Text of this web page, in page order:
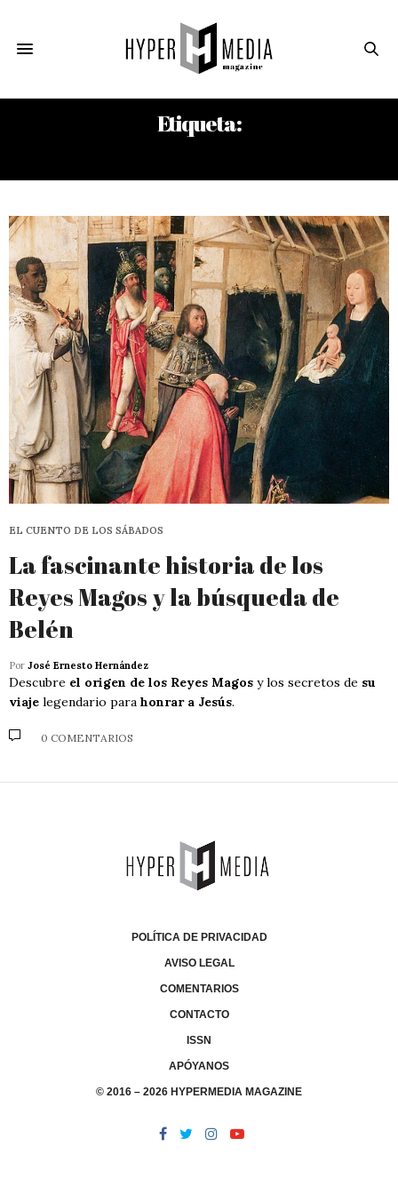
Etiqueta:
EL CUENTO DE LOS SÁBADOS
La fascinante historia de los
Reyes Magos y la búsqueda de
Belén
Por José Ernesto Hernández
Descubre el origen de los Reyes Magos y los secretos de su
viaje legendario para honrar a Jesús.
0 COMENTARIOS
POLÍTICA DE PRIVACIDAD
AVISO LEGAL
COMENTARIOS
CONTACTO
ISSN
APÓYANOS
© 2016 – 2026 HYPERMEDIA MAGAZINE